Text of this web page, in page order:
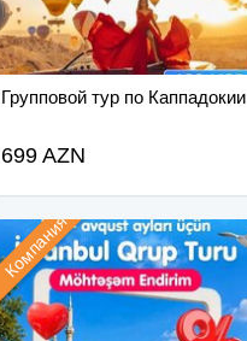
Групповой тур по Каппадокии
699 AZN
Компания